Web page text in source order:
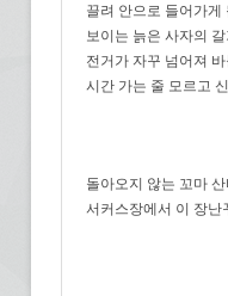
끌려 안으로 들어가게
보이는 늙은 사자의
전거가 자꾸 넘어져
시간 가는 줄 모르고
돌아오지 않는 꼬마
서커스장에서 이 장난